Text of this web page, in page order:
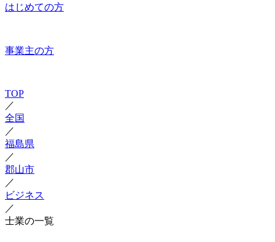
はじめての方
事業主の方
TOP
／
全国
／
福島県
／
郡山市
／
ビジネス
／
士業の一覧